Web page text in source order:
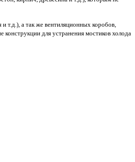
т.д.), а так же вентиляционных коробов,
конструкции для устранения мостиков холода